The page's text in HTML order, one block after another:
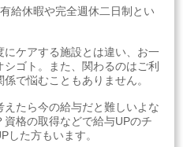
給休暇や完全週休二日制とい
ケアする施設とは違い、お一
ゴト。また、関わるのはご利
で悩むこともありません。
たら今の給与だと難しいよな
格の取得などで給与UPのチ
した方もいます。